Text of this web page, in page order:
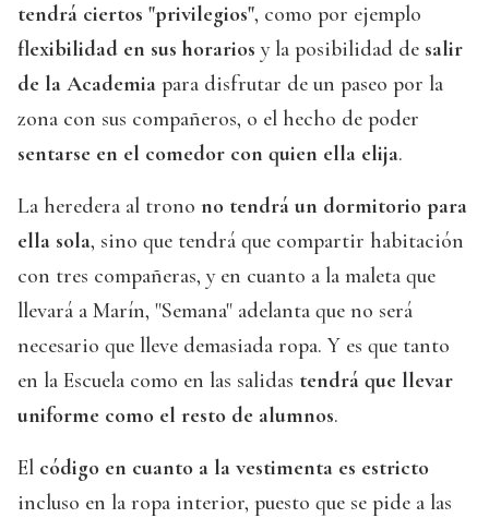
tendrá ciertos "privilegios", como por ejemplo
flexibilidad en sus horarios y la posibilidad de salir
de la Academia para disfrutar de un paseo por la
zona con sus compañeros, o el hecho de poder
sentarse en el comedor con quien ella elija.
La heredera al trono no tendrá un dormitorio para
ella sola, sino que tendrá que compartir habitación
con tres compañeras, y en cuanto a la maleta que
llevará a Marín, "Semana" adelanta que no será
necesario que lleve demasiada ropa. Y es que tanto
en la Escuela como en las salidas tendrá que llevar
uniforme como el resto de alumnos.
El código en cuanto a la vestimenta es estricto
incluso en la ropa interior, puesto que se pide a las